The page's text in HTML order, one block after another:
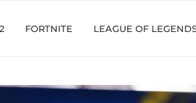
FORTNITE LEAGUE OF